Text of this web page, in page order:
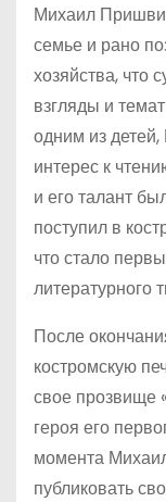
Михаил
семье и рано
хозяйства, что
взгляды и
одним из
интерес к
и его талант
поступил в
что стало
литературного
После
костромскую
свое прозвище
героя его
момента
публиковать